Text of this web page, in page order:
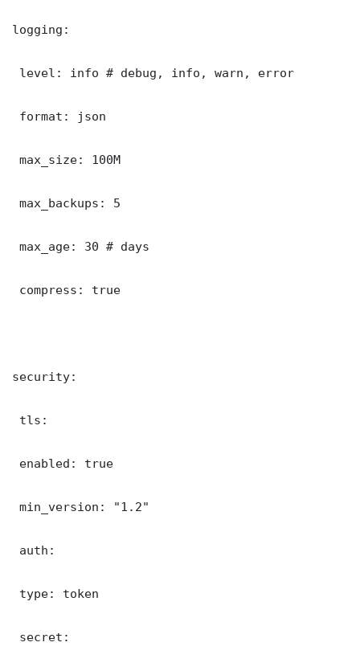
logging:
level: info # debug, info, warn, error
format: json
max_size: 100M
max_backups: 5
max_age: 30 # days
compress: true
security:
tls:
enabled: true
min_version: "1.2"
auth:
type: token
secret: